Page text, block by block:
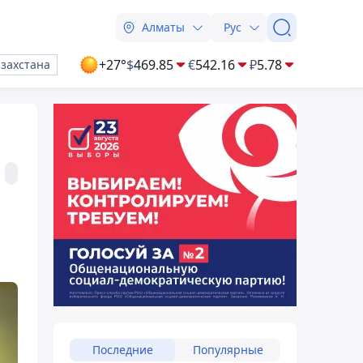
Алматы Рус
+27°$469.85 €542.16 ₽5.78
Последние Популярные